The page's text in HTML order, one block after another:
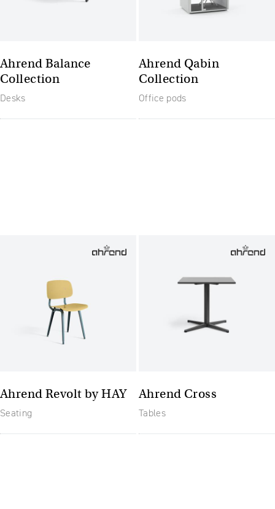
Ahrend Balance
Collection
Desks
Ahrend Qabin
Collection
Office pods
Ahrend Revolt by HAY
Seating
Ahrend Cross
Tables